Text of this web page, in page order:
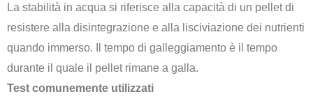
La stabilità in acqua si riferisce alla capacità di un pellet di
resistere alla disintegrazione e alla lisciviazione dei nutrienti
quando immerso. Il tempo di galleggiamento è il tempo
durante il quale il pellet rimane a galla.
Test comunemente utilizzati